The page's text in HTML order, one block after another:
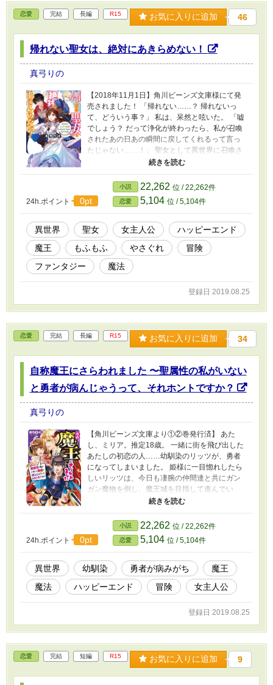
恋愛 完結 長編 R15 お気に入りに追加 46
帰れない聖女は、絶対にあきらめない！
真弓りの
【2018年11月1日】角川ビーンズ文庫様にて発
売されました！ 「帰れない……？ 帰れないっ
て、どういう事？」 私は、呆然と呟いた。 「嘘
でしょう？ だって浄化が終わったら、私が召喚
されたあの日あの瞬間に戻してくれるって言っ
たじゃない……！」 聖女として異世界に召喚さ
れ、死ぬ思いでなんとか浄化の旅を終えたの
った。 怒りのあまり『もう用はないでしょ！』
とばかりに逃げ出した聖女と、なぜか行く先々
まで追ってくる仲間達との攻防戦のお話です。
◆怒りの感情から話が始まるので、割と図太い
部分もある主人公です。やさぐれ系。
24h.ポイント 0pt
小説 22,262 位 / 22,262件
恋愛 5,104 位 / 5,104件
異世界 聖女 女主人公
ハッピーエンド
魔王
もふもふ やさぐれ
冒険
ファンタジー
魔法
登録日 2019.08.25
恋愛 完結 長編 R15 お気に入りに追加 34
自称魔王にさらわれました 〜聖属性の私がいない
と勇者が病んじゃうって、それホントですか？
真弓りの
【角川ビーンズ文庫より①②巻発行済】 あた
し、ミリア。推定18歳。 一緒に街を飛び出した
あたしの初恋の人……幼馴染のリッツが、勇者
になってしまいました。 姫様に一目惚れしたら
しいリッツは、今日も凄腕の仲間達と共にガン
ガン魔物を倒し、魔王城を目指して進んでい
く。でも、あたしはもう限界。元々、ちょっと
闘は激しくなる一方、足手纏いになるのも嫌だ
し、リッツが魔王を倒して姫様と幸せになるの
を見守るのだって悲しい。 もう、潮時かも。 そ
う考えていた矢先、夜中に仲間に呼び出されて
素直に行ってみれば、パーティーを離脱した方
がいいとのオススメでした。分かってるよ、あ
たしだってそう思うよ。 「ほう、要らぬのなら
24h.ポイント 0pt
小説 22,262 位 / 22,262件
恋愛 5,104 位 / 5,104件
異世界 幼馴染 勇者が病みがち
魔王
魔法
ハッピーエンド 冒険 女主人公
登録日 2019.08.25
恋愛 完結 短編 R15 お気に入りに追加 9